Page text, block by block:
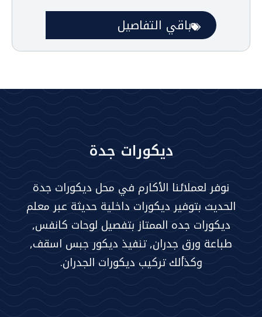
باقي التفاصيل
ديكورات جدة
نوفر لعملائنا الأكارم في محل ديكورات جدة
الحديث بتوفير ديكورات داخلية حديثة عبر معلم
ديكورات جده الممتاز بتفصيل لوحات كانفس,
طباعة ورق جدران, تنفيذ ديكور جبس اسقف,
وكذألك تركيب ديكورات الجدران.